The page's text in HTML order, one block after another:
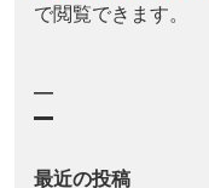
で閲覧できます。
—
最近の投稿